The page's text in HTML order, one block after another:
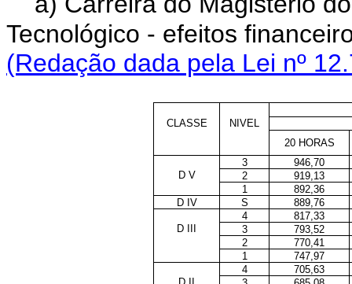
Tecnológico - efeitos
(Redação dada pela Lei nº
CLASSE
NIVEL
20 HORAS
3
946,70
D V
2
919,13
1
892,36
D IV
S
889,76
4
817,33
D III
3
793,52
2
770,41
1
747,97
4
705,63